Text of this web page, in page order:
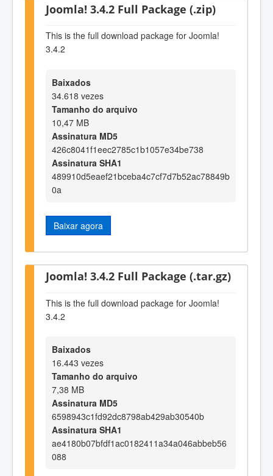
Joomla! 3.4.2 Full Package (.zip)
This is the full download package for Joomla!
3.4.2
Baixados
34.618 vezes
Tamanho do arquivo
10,47 MB
Assinatura MD5
426c8041f1eec2785c1b1057e34be738
Assinatura SHA1
489910d5eaef21bceba4c7cf7d7b52ac78849b
0a
Baixar agora
Joomla! 3.4.2 Full Package (.tar.gz)
This is the full download package for Joomla!
3.4.2
Baixados
16.443 vezes
Tamanho do arquivo
7,38 MB
Assinatura MD5
6598943c1fd92dc8798ab429ab30540b
Assinatura SHA1
ae4180b07bfdf1ac0182411a34a046abbeb56
088